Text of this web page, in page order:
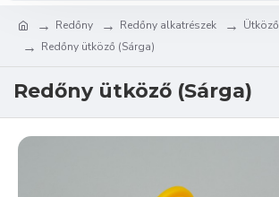
Redőny Redőny alkatrészek
Ütköző
Redőny ütköző (Sárga)
Redőny ütköző (Sárga)